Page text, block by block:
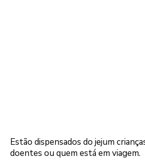
Estão dispensados do jejum
doentes ou quem está em viagem.